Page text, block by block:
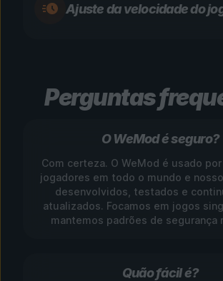
Ajuste da velocidade do
Perguntas
O WeMod é seguro?
Com certeza. O WeMod é usado
jogadores em todo o mundo e
desenvolvidos, testados e
atualizados. Focamos em jogos
mantemos padrões de segurança
Quão fácil é?